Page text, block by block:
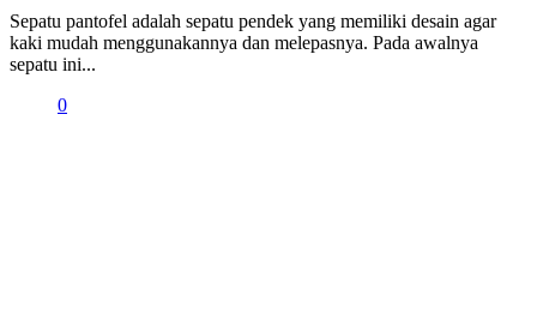
Sepatu pantofel adalah sepatu pendek yang memiliki desain agar
kaki mudah menggunakannya dan melepasnya. Pada awalnya
sepatu ini...
0